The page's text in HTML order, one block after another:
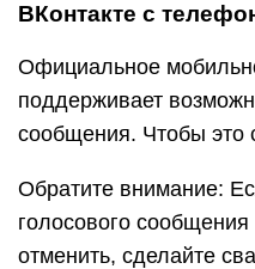
ВКонтакте с
Официальное
поддерживает
сообщения. Чтобы это
Обратите внимание:
голосового
отменить, сделайте